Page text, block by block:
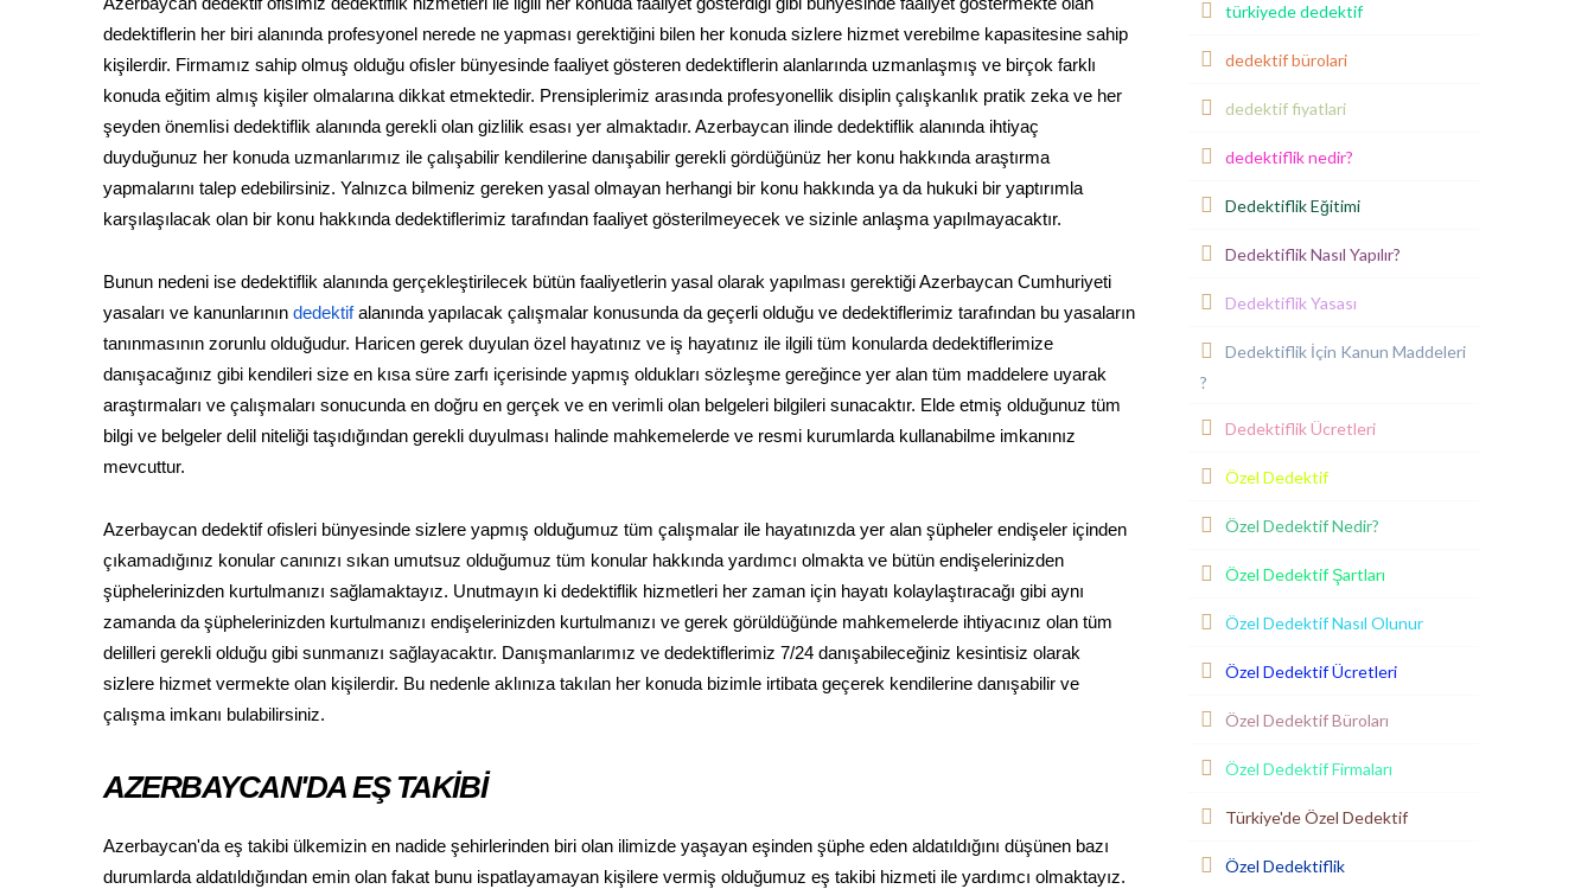
Azerbaycan dedektif ofisimiz dedektiflik hizmetleri ile ilgili her konuda faaliyet gösterdiği gibi bünyesinde faaliyet göstermekte olan
dedektiflerin her biri alanında profesyonel nerede ne yapması gerektiğini bilen her konuda sizlere hizmet verebilme kapasitesine sahip
kişilerdir. Firmamız sahip olmuş olduğu ofisler bünyesinde faaliyet gösteren dedektiflerin alanlarında uzmanlaşmış ve birçok farklı
konuda eğitim almış kişiler olmalarına dikkat etmektedir. Prensiplerimiz arasında profesyonellik disiplin çalışkanlık pratik zeka ve her
şeyden önemlisi dedektiflik alanında gerekli olan gizlilik esası yer almaktadır. Azerbaycan ilinde dedektiflik alanında ihtiyaç
duyduğunuz her konuda uzmanlarımız ile çalışabilir kendilerine danışabilir gerekli gördüğünüz her konu hakkında araştırma
yapmalarını talep edebilirsiniz. Yalnızca bilmeniz gereken yasal olmayan herhangi bir konu hakkında ya da hukuki bir yaptırımla
karşılaşılacak olan bir konu hakkında dedektiflerimiz tarafından faaliyet gösterilmeyecek ve sizinle anlaşma yapılmayacaktır.
Bunun nedeni ise dedektiflik alanında gerçekleştirilecek bütün faaliyetlerin yasal olarak yapılması gerektiği Azerbaycan Cumhuriyeti
yasaları ve kanunlarının dedektifalanında yapılacak çalışmalar konusunda da geçerli olduğu ve dedektiflerimiz tarafından bu yasaların
tanınmasının zorunlu olduğudur. Haricen gerek duyulan özel hayatınız ve iş hayatınız ile ilgili tüm konularda dedektiflerimize
danışacağınız gibi kendileri size en kısa süre zarfı içerisinde yapmış oldukları sözleşme gereğince yer alan tüm maddelere uyarak
araştırmaları ve çalışmaları sonucunda en doğru en gerçek ve en verimli olan belgeleri bilgileri sunacaktır. Elde etmiş olduğunuz tüm
bilgi ve belgeler delil niteliği taşıdığından gerekli duyulması halinde mahkemelerde ve resmi kurumlarda kullanabilme imkanınız
mevcuttur.
Azerbaycan dedektif ofisleri bünyesinde sizlere yapmış olduğumuz tüm çalışmalar ile hayatınızda yer alan şüpheler endişeler içinden
çıkamadığınız konular canınızı sıkan umutsuz olduğumuz tüm konular hakkında yardımcı olmakta ve bütün endişelerinizden
şüphelerinizden kurtulmanızı sağlamaktayız. Unutmayın ki dedektiflik hizmetleri her zaman için hayatı kolaylaştıracağı gibi aynı
zamanda da şüphelerinizden kurtulmanızı endişelerinizden kurtulmanızı ve gerek görüldüğünde mahkemelerde ihtiyacınız olan tüm
delilleri gerekli olduğu gibi sunmanızı sağlayacaktır. Danışmanlarımız ve dedektiflerimiz 7/24 danışabileceğiniz kesintisiz olarak
sizlere hizmet vermekte olan kişilerdir. Bu nedenle aklınıza takılan her konuda bizimle irtibata geçerek kendilerine danışabilir ve
çalışma imkanı bulabilirsiniz.
AZERBAYCAN'DA EŞ TAKİBİ
Azerbaycan'da eş takibi ülkemizin en nadide şehirlerinden biri olan ilimizde yaşayan eşinden şüphe eden aldatıldığını düşünen bazı
durumlarda aldatıldığından emin olan fakat bunu ispatlayamayan kişilere vermiş olduğumuz eş takibi hizmeti ile yardımcı olmaktayız.
türkiyede dedektif
dedektif bürolari
dedektif fiyatlari
dedektiflik nedir?
Dedektiflik Eğitimi
Dedektiflik Nasıl Yapılır?
Dedektiflik Yasası
Dedektiflik İçin Kanun Maddeleri
?
Dedektiflik Ücretleri
Özel Dedektif
Özel Dedektif Nedir?
Özel Dedektif Şartları
Özel Dedektif Nasıl Olunur
Özel Dedektif Ücretleri
Özel Dedektif Büroları
Özel Dedektif Firmaları
Türkiye'de Özel Dedektif
Özel Dedektiflik